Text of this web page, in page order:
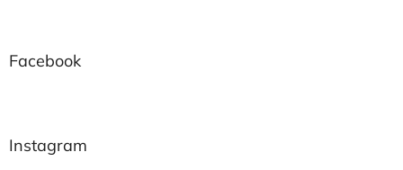
Facebook
Instagram